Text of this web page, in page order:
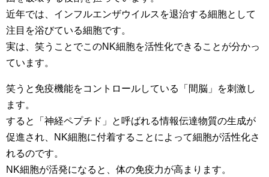
近年では、インフルエンザウイルスを退治する細胞として
注目を浴びている細胞です。
実は、笑うことでこのNK細胞を活性化できることが分かっ
ています。
笑うと免疫機能をコントロールしている「間脳」を刺激し
ます。
すると「神経ペプチド」と呼ばれる情報伝達物質の生成が
促進され、NK細胞に付着することによって細胞が活性化さ
れるのです。
NK細胞が活発になると、体の免疫力が高まります。